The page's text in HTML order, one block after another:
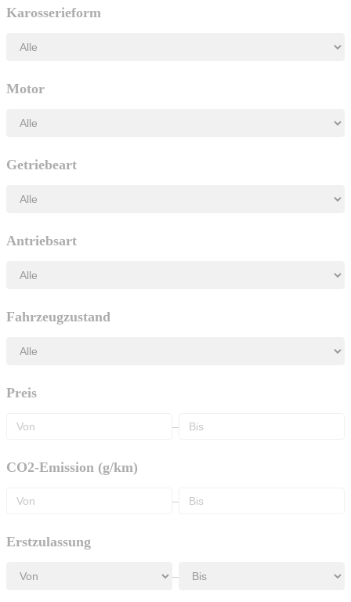
Karosserieform
Motor
Getriebeart
Antriebsart
Fahrzeugzustand
Preis
–
CO2-Emission (g/km)
–
Erstzulassung
–